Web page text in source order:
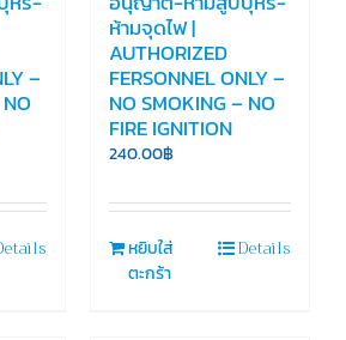
–
ห้ามจุดไฟ |
AUTHORIZED
FERSONNEL ONLY –
NO SMOKING – NO
FIRE IGNITION
240.00฿
หยิบใส่
ตะกร้า
Details